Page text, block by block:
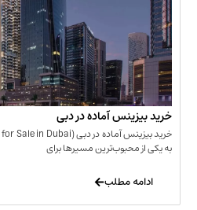
آماده در دبی
مسیرها برای